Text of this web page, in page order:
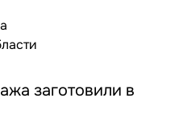
заготовили в